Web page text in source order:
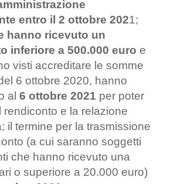
entro il 2 ottobre 2021;
hanno ricevuto un
inferiore a 500.000 euro e
visti accreditare le somme
6 ottobre 2020, hanno
al 6 ottobre 2021 per poter
rendiconto e la relazione
il termine per la trasmissione
(a cui saranno soggetti
che hanno ricevuto una
o superiore a 20.000 euro)